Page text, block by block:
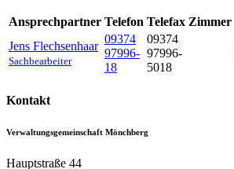
Ansprechpartner Telefon Telefax Zimmer
Jens Flechsenhaar
Sachbearbeiter
09374
97996-
18
09374
97996-
5018
Kontakt
Verwaltungsgemeinschaft Mönchberg
Hauptstraße 44